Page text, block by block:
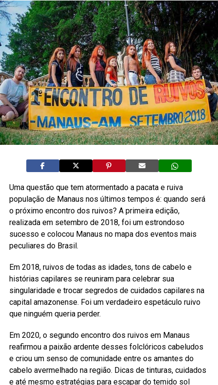
Uma questão que tem atormentado a pacata e ruiva
população de Manaus nos últimos tempos é: quando será
o próximo encontro dos ruivos? A primeira edição,
realizada em setembro de 2018, foi um estrondoso
sucesso e colocou Manaus no mapa dos eventos mais
peculiares do Brasil.
Em 2018, ruivos de todas as idades, tons de cabelo e
histórias capilares se reuniram para celebrar sua
singularidade e trocar segredos de cuidados capilares na
capital amazonense. Foi um verdadeiro espetáculo ruivo
que ninguém queria perder.
Em 2020, o segundo encontro dos ruivos em Manaus
reafirmou a paixão ardente desses folclóricos cabeludos
e criou um senso de comunidade entre os amantes do
cabelo avermelhado na região. Dicas de tinturas, cuidados
e até mesmo estratégias para escapar do temido sol